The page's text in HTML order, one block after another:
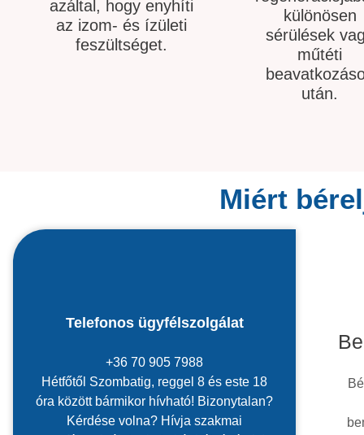
azáltal, hogy enyhíti
az izom- és ízületi
feszültséget.
különösen
sérülések
műtéti
után.
Miért
Telefonos ügyfélszolgálat
+36 70 905 7988
Hétfőtől Szombatig, reggel 8 és este 18
óra között bármikor hívható! Bizonytalan?
Kérdése volna? Hívja szakmai